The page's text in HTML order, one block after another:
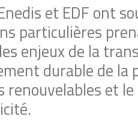
et EDF ont
particulières
enjeux de la
durable de
renouvelables et